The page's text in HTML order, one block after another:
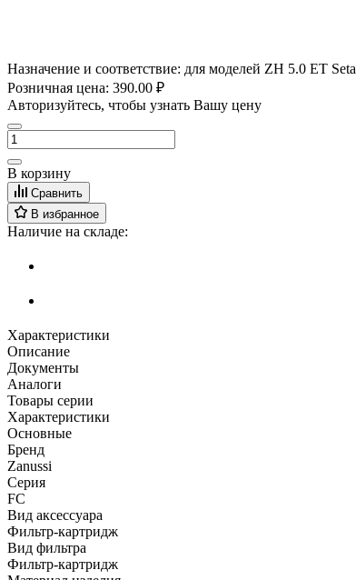
Назначение и соответствие: для моделей ZH 5.0 ET Seta
Розничная цена: 390.00 ₽
Авторизуйтесь, чтобы узнать Вашу цену
В корзину
Сравнить
В избранное
Наличие на складе:
Характеристики
Описание
Документы
Аналоги
Товары серии
Характеристики
Основные
Бренд
Zanussi
Серия
FC
Вид аксессуара
Фильтр-картридж
Вид фильтра
Фильтр-картридж